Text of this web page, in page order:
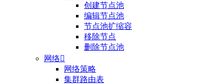
创建节点池
编辑节点池
节点池扩缩容
移除节点
删除节点池
网络
网络策略
集群路由表